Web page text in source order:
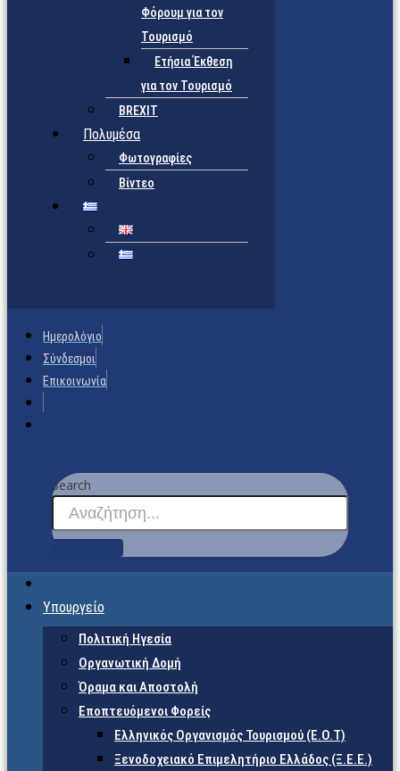
Φόρουμ για τον
Τουρισμό
Ετήσια Έκθεση
για τον Τουρισμό
BREXIT
Πολυμέσα
Φωτογραφίες
Βίντεο
Ημερολόγιο
Σύνδεσμοι
Επικοινωνία
Search
Υπουργείο
Πολιτική Ηγεσία
Οργανωτική Δομή
Όραμα και Αποστολή
Εποπτευόμενοι Φορείς
Eλληνικός Οργανισμός Τουρισμού (Ε.Ο.Τ)
Ξενοδοχειακό Επιμελητήριο Ελλάδος (Ξ.Ε.Ε.)